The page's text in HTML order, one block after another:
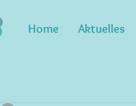
Home Aktuelles